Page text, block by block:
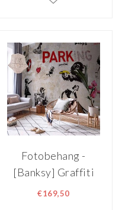
Lisa
Fotobehang -
[Banksy] Graffiti
Collage
€169,50